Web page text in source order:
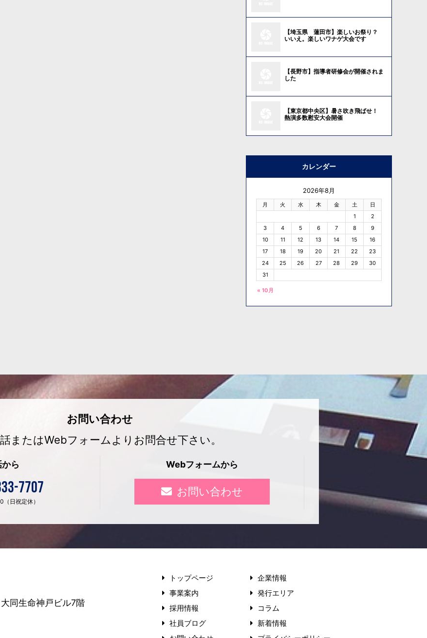
【埼玉県 蓮田市】楽しいお祭り？
いいえ。楽しいワナゲ大会です
【長野市】指導者研修会が開催されま
した
【東京都中央区】暑さ吹き飛ばせ！
熱演多数慰安大会開催
カレンダー
2026年8月
月 火 水 木 金 土 日
« 10月
1
2
3
4 5 6 7 8
9
10
11 12 13 14 15
16
17
18 19 20 21 22
23
24
25 26 27 28 29
30
31
お問い合わせ
またはWebフォームよりお問合せ下さい。
ら
7707
日祝定休）
Webフォームから
お問い合わせ
大同生命神戸ビル7階
トップページ
企業情報
事業案内
発行エリア
採用情報
コラム
社員ブログ
新着情報